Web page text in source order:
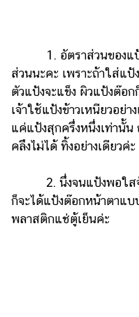
1. อัตราส่วนของแป้งข้
ส่วนนะคะ เพราะถ้าใส่แป้
ตัวแป้งจะแข็ง ผิวแป้งต๊อ
เจ้าใช้แป้งข้าวเหนียวอย่
แค่แป้งสุกครึ่งหนึ่งเท่านั้น
คลึงไม่ได้ ทิ้งอย่างเดียวค่ะ
2. นึ่งจนแป้งพอใสจับ
ก็จะได้แป้งต๊อกหน้าตาแบ
พลาสติกแช่ตู้เย็นค่ะ